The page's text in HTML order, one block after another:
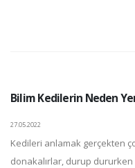
Bilim Kedilerin Neden
27.05.2022
Kedileri anlamak gerçekten
donakalırlar, durup dururken